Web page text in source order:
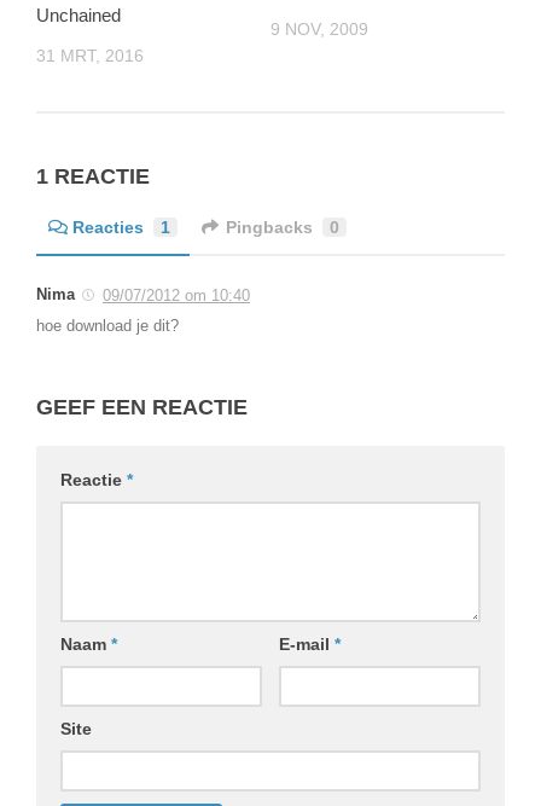
Unchained
31 MRT, 2016
9 NOV, 2009
1 REACTIE
Reacties 1 Pingbacks 0
Nima
09/07/2012 om 10:40
hoe download je dit?
GEEF EEN REACTIE
Reactie *
Naam * E-mail *
Site